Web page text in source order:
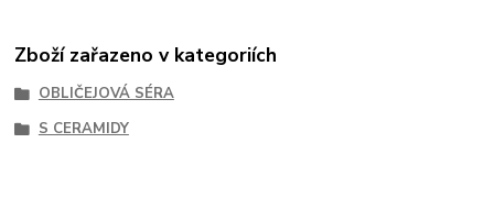
Zboží zařazeno v kategoriích
OBLIČEJOVÁ SÉRA
S CERAMIDY